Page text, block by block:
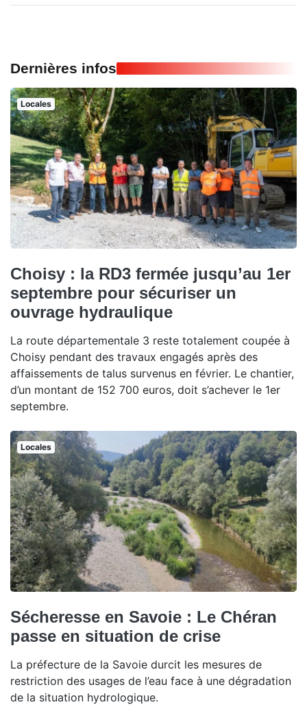
Dernières infos
Locales
Choisy : la RD3 fermée jusqu’au 1er
septembre pour sécuriser un
ouvrage hydraulique
La route départementale 3 reste totalement coupée à
Choisy pendant des travaux engagés après des
affaissements de talus survenus en février. Le chantier,
d’un montant de 152 700 euros, doit s’achever le 1er
septembre.
Locales
Sécheresse en Savoie : Le Chéran
passe en situation de crise
La préfecture de la Savoie durcit les mesures de
restriction des usages de l’eau face à une dégradation
de la situation hydrologique.